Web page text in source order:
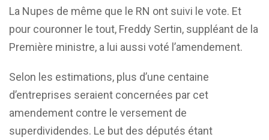
La Nupes de même que le RN ont suivi le vote. Et
pour couronner le tout, Freddy Sertin, suppléant de la
Première ministre, a lui aussi voté l’amendement.
Selon les estimations, plus d’une centaine
d’entreprises seraient concernées par cet
amendement contre le versement de
superdividendes. Le but des députés étant